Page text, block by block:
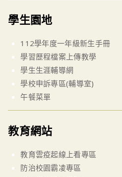
學生園地
112學年度一年級新生手冊
學習歷程檔案上傳教學
學生生涯輔導網
學校申訴專區(輔導室)
午餐菜單
教育網站
教育雲疫起線上看專區
防治校園霸凌專區